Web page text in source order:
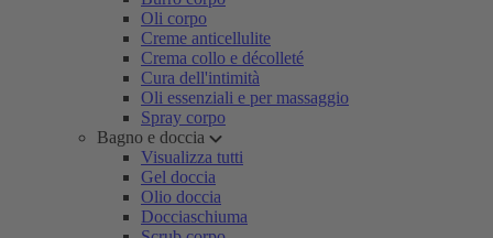
Oli corpo
Creme anticellulite
Crema collo e décolleté
Cura dell'intimità
Oli essenziali e per massaggio
Spray corpo
Bagno e doccia
Visualizza tutti
Gel doccia
Olio doccia
Docciaschiuma